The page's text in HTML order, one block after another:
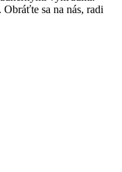
sa na nás, radi